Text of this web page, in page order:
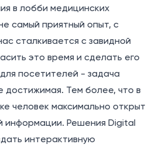
в лобби медицинских
самый приятный опыт, с
сталкивается с завидной
это время и сделать его
посетителей - задача
достижимая. Тем более, что в
человек максимально открыт
информации. Решения Digital
интерактивную